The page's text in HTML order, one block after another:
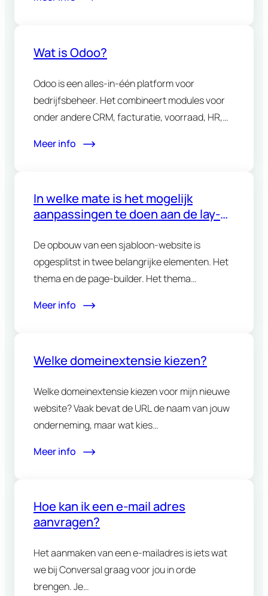
Wat is Odoo?
Odoo is een alles-in-één platform voor
bedrijfsbeheer. Het combineert modules voor
onder andere CRM, facturatie, voorraad, HR,
Meer info
In welke mate is het mogelijk
aanpassingen te doen aan de lay-
De opbouw van een sjabloon-website is
opgesplitst in twee belangrijke elementen. Het
thema en de page-builder. Het thema…
Meer info
Welke domeinextensie kiezen?
Welke domeinextensie kiezen voor mijn nieuwe
website? Vaak bevat de URL de naam van jouw
onderneming, maar wat kies…
Meer info
Hoe kan ik een e-mail adres
aanvragen?
Het aanmaken van een e-mailadres is iets wat
we bij Conversal graag voor jou in orde
brengen. Je…